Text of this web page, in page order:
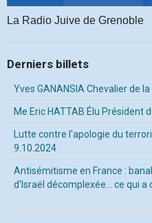
La Radio Juive de Grenoble
Derniers billets
Yves GANANSIA Chevalier de
Me Eric HATTAB Élu Président
Lutte contre l'apologie du
9.10.2024
Antisémitisme en France :
d’Israël décomplexée… ce qui